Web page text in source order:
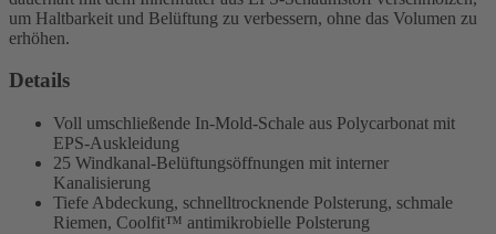
um Haltbarkeit und Belüftung zu verbessern, ohne das Volumen zu
erhöhen.
Details
Voll umschließende In-Mold-Schale aus Polycarbonat mit
EPS-Auskleidung
25 Windkanal-Belüftungsöffnungen mit interner
Kanalisierung
Tiefe Abdeckung, schnelltrocknende Polsterung, schmale
Riemen, Coolfit™ antimikrobielle Polsterung